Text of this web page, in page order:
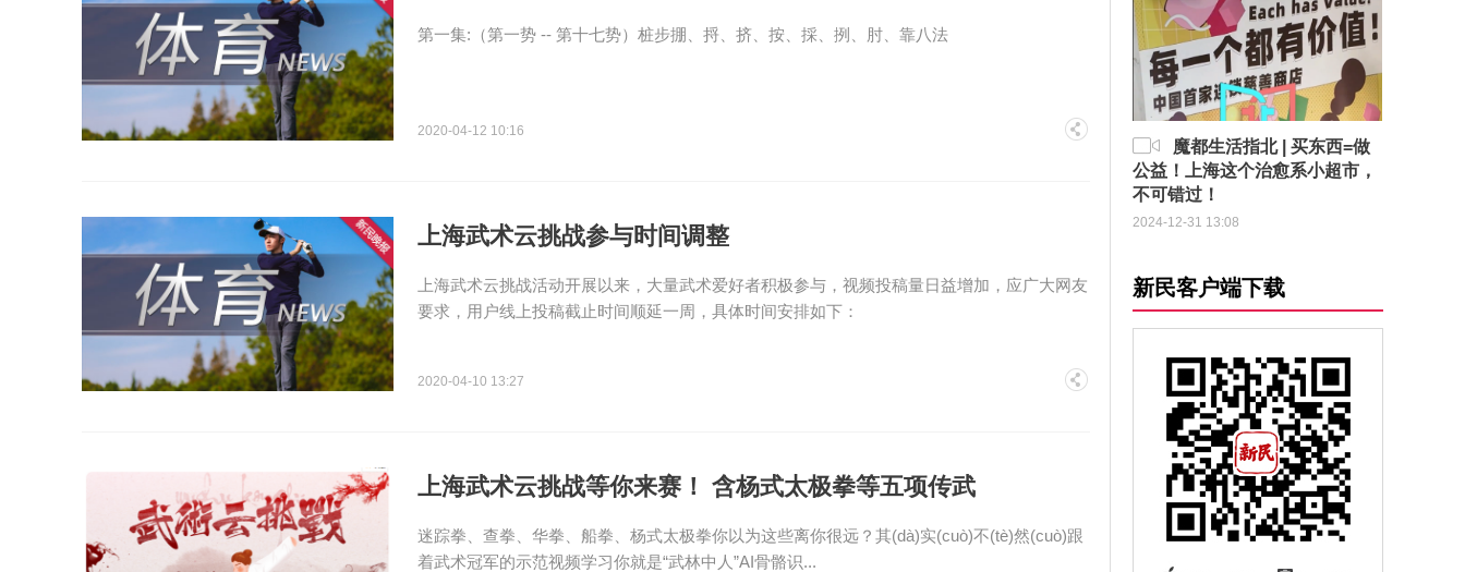
第一集:（第一势 -- 第十七势）桩步掤、捋、挤、按、採、挒、肘、靠八法
2020-04-12 10:16
上海武术云挑战参与时间调整
上海武术云挑战活动开展以来，大量武术爱好者积极参与，视频投稿量日益增加，应广大网友
要求，用户线上投稿截止时间顺延一周，具体时间安排如下：
2020-04-10 13:27
上海武术云挑战等你来赛！ 含杨式太极拳等五项传武
迷踪拳、查拳、华拳、船拳、杨式太极拳你以为这些离你很远？其(dà)实(cuò)不(tè)然(cuò)跟
着武术冠军的示范视频学习你就是“武林中人”AI骨骼识...
魔都生活指北 | 买东西=做
公益！上海这个治愈系小超市，
不可错过！
2024-12-31 13:08
新民客户端下载